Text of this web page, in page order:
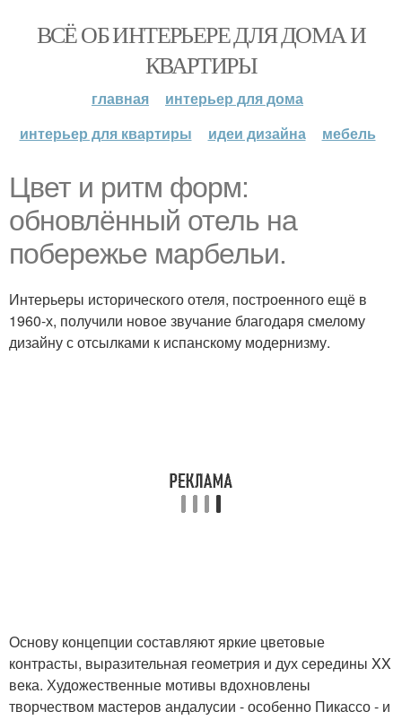
ВСЁ ОБ ИНТЕРЬЕРЕ ДЛЯ ДОМА И
КВАРТИРЫ
главная
интерьер для дома
интерьер для квартиры
идеи дизайна мебель
Цвет и ритм форм:
обновлённый отель на
побережье марбельи.
Интерьеры исторического отеля, построенного ещё в
1960-х, получили новое звучание благодаря смелому
дизайну с отсылками к испанскому модернизму.
Основу концепции составляют яркие цветовые
контрасты, выразительная геометрия и дух середины XX
века. Художественные мотивы вдохновлены
творчеством мастеров андалусии - особенно Пикассо - и